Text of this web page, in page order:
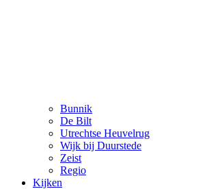
Bunnik
De Bilt
Utrechtse Heuvelrug
Wijk bij Duurstede
Zeist
Regio
Kijken